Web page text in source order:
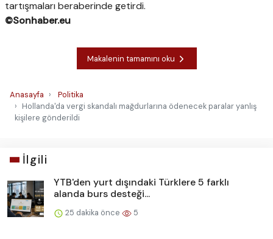
tartışmaları beraberinde getirdi.
©Sonhaber.eu
Makalenin tamamını oku
Anasayfa
Politika
Hollanda'da vergi skandalı mağdurlarına ödenecek paralar yanlış
kişilere gönderildi
İlgili
YTB'den yurt dışındaki Türklere 5 farklı
alanda burs desteği...
25 dakika önce 5